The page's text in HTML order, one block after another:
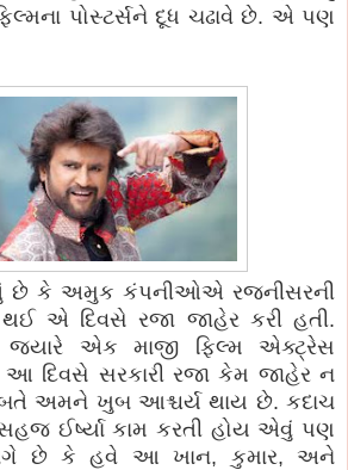
પોસ્ટર્સને દૂધ ચઢાવે છે. એ પણ
છે કે અમુક કંપનીઓએ રજનીસરની
થઈ એ દિવસે રજા જાહેર કરી હતી.
જયારે એક માજી ફિલ્મ એક્ટ્રેસ
આ દિવસે સરકારી રજા કેમ જાહેર ન
અમને ખુબ આશ્ચર્ય થાય છે. કદાચ
ઈર્ષ્યા કામ કરતી હોય એવું પણ
છે કે હવે આ ખાન, કુમાર, અને